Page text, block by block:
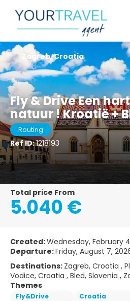
Fly & Drive Een
natuur ! Kroatië +
Routing
Ref ID:1218193
Zagreb, Croatia
Total price From
5.040 €
Created:Wednesday, February
Departure:Friday, August 7,
Destinations: Zagreb, Croatia ,
Vodice, Croatia , Bled, Slovenia ,
Themes
Fly&Drive Croatia